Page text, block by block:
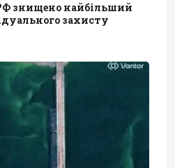
знищено найбільший
захисту